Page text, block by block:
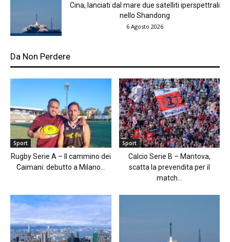
Cina, lanciati dal mare due satelliti iperspettrali
nello Shandong
6 Agosto 2026
Da Non Perdere
Sport
Rugby Serie A – Il cammino dei
Caimani: debutto a Milano...
Sport
Calcio Serie B – Mantova,
scatta la prevendita per il
match...